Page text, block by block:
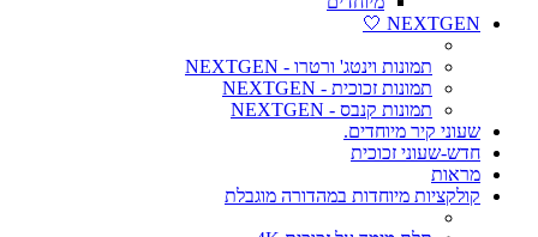
NEXTGEN 🤍
תמונות וינטג' ורטרו - NEXTGEN
תמונות זכוכית - NEXTGEN
תמונות קנבס - NEXTGEN
שעוני קיר מיוחדים.
חדש-שעוני זכוכית
מראות
קולקציות מיוחדות במהדורה מוגבלת